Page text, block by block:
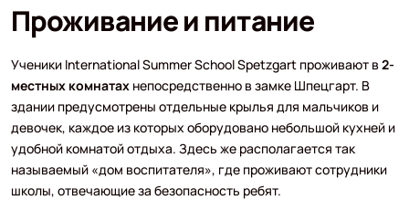
Проживание и питание
Ученики International Summer School Spetzgart проживают в 2-
местных комнатахнепосредственно в замке Шпецгарт. В
здании предусмотрены отдельные крылья для мальчиков и
девочек, каждое из которых оборудовано небольшой кухней и
удобной комнатой отдыха. Здесь же располагается так
называемый «дом воспитателя», где проживают сотрудники
школы, отвечающие за безопасность ребят.